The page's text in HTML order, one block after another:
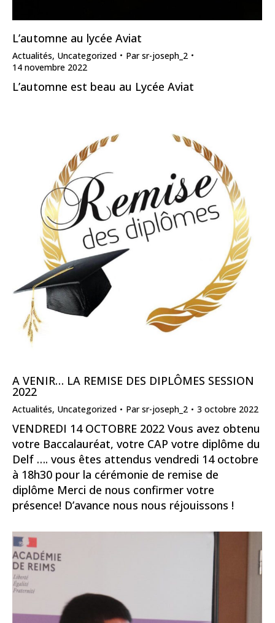
L’automne au lycée Aviat
Actualités, Uncategorized Parsr-joseph_2
14 novembre 2022
L’automne est beau au Lycée Aviat
A VENIR… LA REMISE DES DIPLÔMES SESSION
2022
Actualités, Uncategorized Parsr-joseph_2 3 octobre 2022
VENDREDI 14 OCTOBRE 2022 Vous avez obtenu
votre Baccalauréat, votre CAP votre diplôme du
Delf …. vous êtes attendus vendredi 14 octobre
à 18h30 pour la cérémonie de remise de
diplôme Merci de nous confirmer votre
présence! D’avance nous nous réjouissons !